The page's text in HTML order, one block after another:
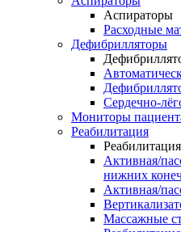
Аспираторы
Расходные
Дефибрилляторы
Сердечно-
Мониторы
Реабилитация
Реабилитация
Активная/
нижних
Активная/
Массажные